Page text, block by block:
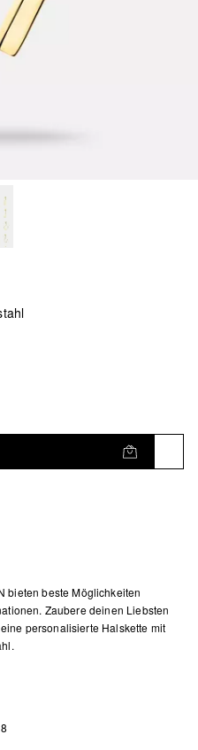
bieten beste Möglichkeiten
Zaubere deinen Liebsten
personalisierte Halskette mit